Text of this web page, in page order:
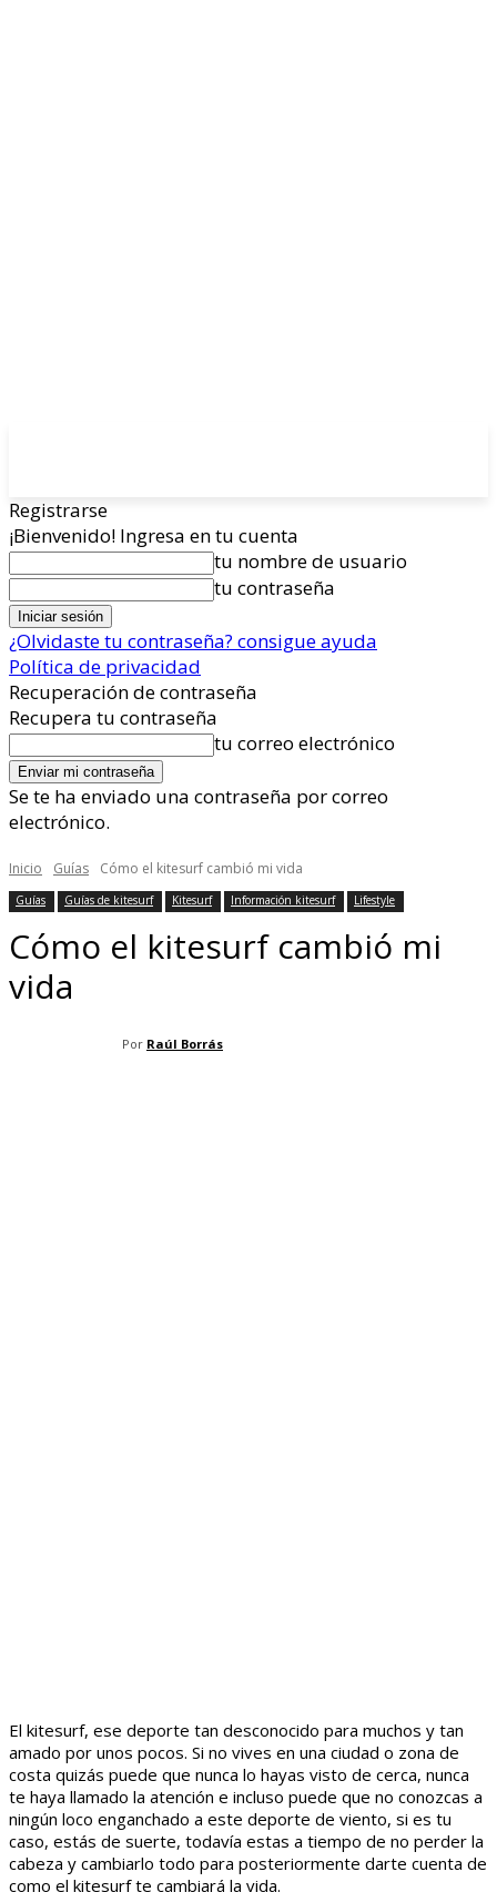
Registrarse
¡Bienvenido! Ingresa en tu cuenta
tu nombre de usuario
tu contraseña
¿Olvidaste tu contraseña? consigue ayuda
Política de privacidad
Recuperación de contraseña
Recupera tu contraseña
tu correo electrónico
Se te ha enviado una contraseña por correo
electrónico.
Inicio Guías Cómo el kitesurf cambió mi vida
Guías Guías de kitesurf Kitesurf Información kitesurf Lifestyle
Cómo el kitesurf cambió mi
vida
Por Raúl Borrás
El kitesurf, ese deporte tan desconocido para muchos y tan
amado por unos pocos. Si no vives en una ciudad o zona de
costa quizás puede que nunca lo hayas visto de cerca, nunca
te haya llamado la atención e incluso puede que no conozcas a
ningún loco enganchado a este deporte de viento, si es tu
caso, estás de suerte, todavía estas a tiempo de no perder la
cabeza y cambiarlo todo para posteriormente darte cuenta de
como el kitesurf te cambiará la vida.